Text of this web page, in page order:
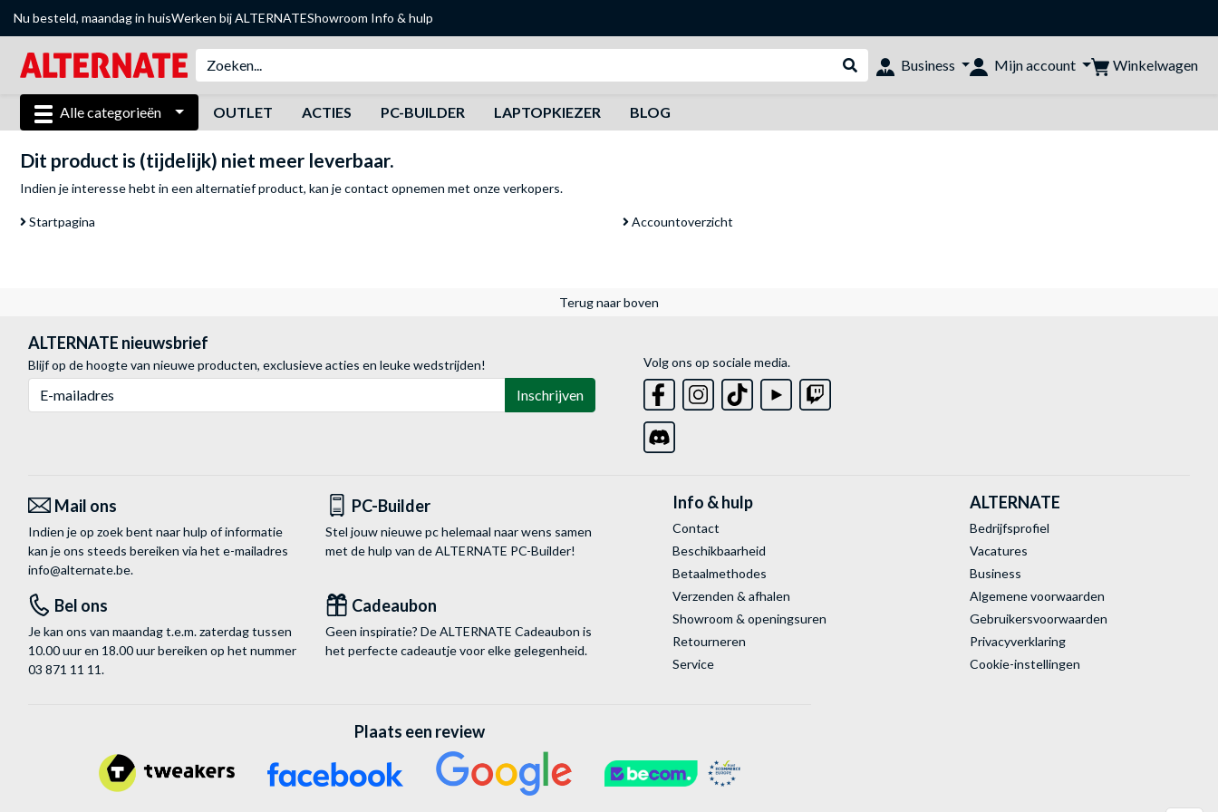
Nu besteld, maandag in huisWerken bij ALTERNATEShowroom Info & hulp
Webshop doorzoeken
Business Mijn account Winkelwagen
Alle categorieën OUTLET ACTIES PC-BUILDER LAPTOPKIEZER BLOG
Dit product is (tijdelijk) niet meer leverbaar.
Indien je interesse hebt in een alternatief product, kan jecontact opnemen met onze verkopers.
Startpagina Accountoverzicht
Terug naar boven
ALTERNATE nieuwsbrief
Blijf op de hoogte van nieuwe producten, exclusieve acties en leuke wedstrijden!
Inschrijven
Volg ons op sociale media.
Mail ons
Indien je op zoek bent naar hulp of informatie
kan je ons steeds bereiken via het e-mailadres
info@alternate.be.
PC-Builder
Stel jouw nieuwe pc helemaal naar wens samen
met de hulp van de ALTERNATE PC-Builder!
Bel ons
Je kan ons van maandag t.e.m. zaterdag tussen
10.00 uur en 18.00 uur bereiken op het nummer
03 871 11 11.
Cadeaubon
Geen inspiratie? De ALTERNATE Cadeaubon is
het perfecte cadeautje voor elke gelegenheid.
Info & hulp
Contact
Beschikbaarheid
Betaalmethodes
Verzenden & afhalen
Showroom & openingsuren
Retourneren
Service
ALTERNATE
Bedrijfsprofiel
Vacatures
Business
Algemene voorwaarden
Gebruikersvoorwaarden
Privacyverklaring
Cookie-instellingen
Plaats een review